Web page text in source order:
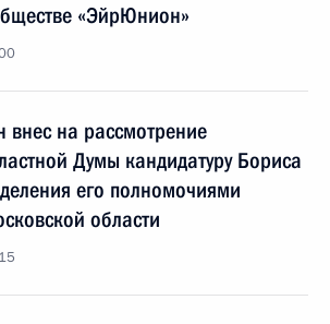
«ЭйрЮнион»
внес на рассмотрение
Думы кандидатуру Бориса
его полномочиями
области